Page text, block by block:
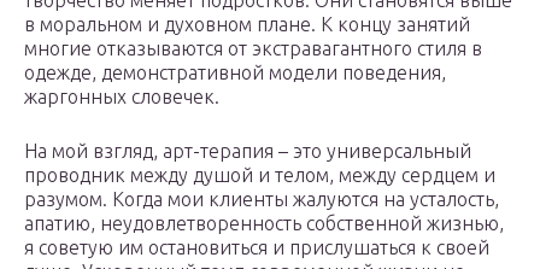
в моральном и духовном плане. К концу занятий
многие отказываются от экстравагантного стиля в
одежде, демонстративной модели поведения,
жаргонных словечек.
На мой взгляд, арт-терапия – это универсальный
проводник между душой и телом, между сердцем и
разумом. Когда мои клиенты жалуются на усталость,
апатию, неудовлетворенность собственной жизнью,
я советую им остановиться и прислушаться к своей